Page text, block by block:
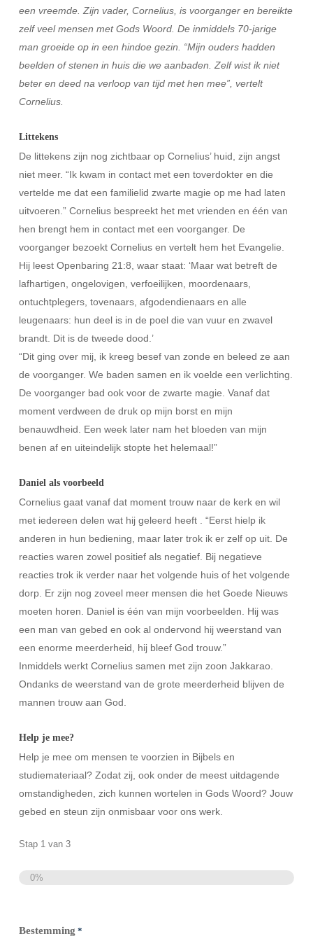
een vreemde. Zijn vader, Cornelius, is voorganger en bereikte
zelf veel mensen met Gods Woord. De inmiddels 70-jarige
man groeide op in een hindoe gezin. “Mijn ouders hadden
beelden of stenen in huis die we aanbaden. Zelf wist ik niet
beter en deed na verloop van tijd met hen mee”, vertelt
Cornelius.
Littekens
De littekens zijn nog zichtbaar op Cornelius’ huid, zijn angst
niet meer. “Ik kwam in contact met een toverdokter en die
vertelde me dat een familielid zwarte magie op me had laten
uitvoeren.” Cornelius bespreekt het met vrienden en één van
hen brengt hem in contact met een voorganger. De
voorganger bezoekt Cornelius en vertelt hem het Evangelie.
Hij leest Openbaring 21:8, waar staat: ‘Maar wat betreft de
lafhartigen, ongelovigen, verfoeilijken, moordenaars,
ontuchtplegers, tovenaars, afgodendienaars en alle
leugenaars: hun deel is in de poel die van vuur en zwavel
brandt. Dit is de tweede dood.’
“Dit ging over mij, ik kreeg besef van zonde en beleed ze aan
de voorganger. We baden samen en ik voelde een verlichting.
De voorganger bad ook voor de zwarte magie. Vanaf dat
moment verdween de druk op mijn borst en mijn
benauwdheid. Een week later nam het bloeden van mijn
benen af en uiteindelijk stopte het helemaal!”
Daniel als voorbeeld
Cornelius gaat vanaf dat moment trouw naar de kerk en wil
met iedereen delen wat hij geleerd heeft . “Eerst hielp ik
anderen in hun bediening, maar later trok ik er zelf op uit. De
reacties waren zowel positief als negatief. Bij negatieve
reacties trok ik verder naar het volgende huis of het volgende
dorp. Er zijn nog zoveel meer mensen die het Goede Nieuws
moeten horen. Daniel is één van mijn voorbeelden. Hij was
een man van gebed en ook al ondervond hij weerstand van
een enorme meerderheid, hij bleef God trouw.”
Inmiddels werkt Cornelius samen met zijn zoon Jakkarao.
Ondanks de weerstand van de grote meerderheid blijven de
mannen trouw aan God.
Help je mee?
Help je mee om mensen te voorzien in Bijbels en
studiemateriaal? Zodat zij, ook onder de meest uitdagende
omstandigheden, zich kunnen wortelen in Gods Woord? Jouw
gebed en steun zijn onmisbaar voor ons werk.
Stap 1van 3
0%
Bestemming *